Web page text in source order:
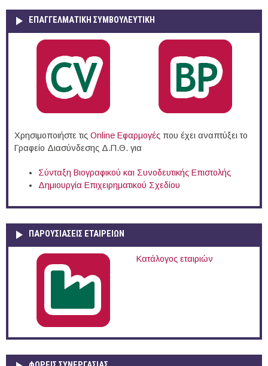
ΕΠΑΓΓΕΛΜΑΤΙΚΉ ΣΥΜΒΟΥΛΕΥΤΙΚΉ
Χρησιμοποιήστε τις Online Eφαρμογές που έχει αναπτύξει το
Γραφείο Διασύνδεσης Δ.Π.Θ. για
Σύνταξη Βιογραφικού και Συνοδευτικής Επιστολής
Δημιουργία Επιχειρηματικού Σχεδίου
ΠΑΡΟΥΣΙΆΣΕΙΣ ΕΤΑΙΡΕΙΏΝ
Κατάλογος εταιριών